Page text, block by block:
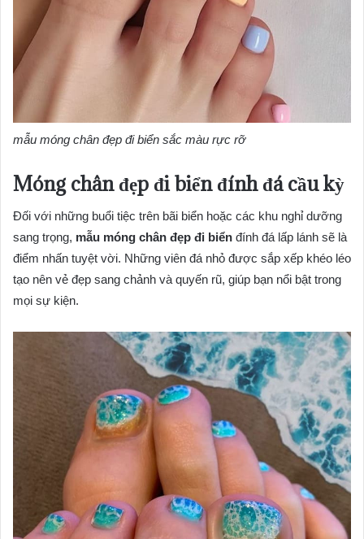
mẫu móng chân đẹp đi biển sắc màu rực rỡ
Móng chân đẹp đi biển đính đá cầu kỳ
Đối với những buổi tiệc trên bãi biển hoặc các khu nghỉ dưỡng
sang trọng, mẫu móng chân đẹp đi biển đính đá lấp lánh sẽ là
điểm nhấn tuyệt vời. Những viên đá nhỏ được sắp xếp khéo léo
tạo nên vẻ đẹp sang chảnh và quyến rũ, giúp bạn nổi bật trong
mọi sự kiện.